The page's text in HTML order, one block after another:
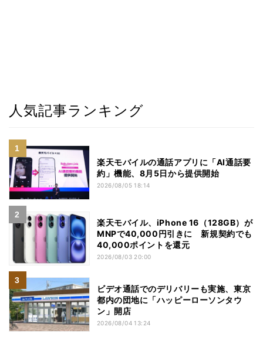
人気記事ランキング
楽天モバイルの通話アプリに「AI通話要
約」機能、8月5日から提供開始
2026/08/05 18:14
楽天モバイル、iPhone 16（128GB）が
MNPで40,000円引きに 新規契約でも
40,000ポイントを還元
2026/08/03 20:00
ビデオ通話でのデリバリーも実施、東京
都内の団地に「ハッピーローソンタウ
ン」開店
2026/08/04 13:24